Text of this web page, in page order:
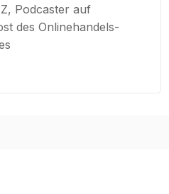
Podcaster auf
des Onlinehandels-